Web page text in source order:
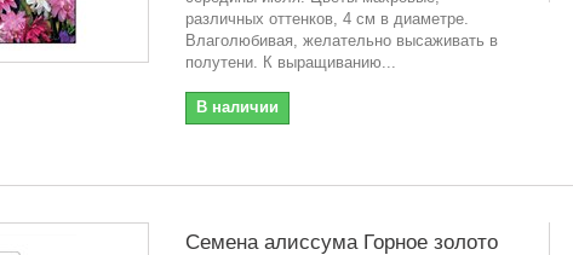
различных оттенков, 4 см в диаметре.
Влаголюбивая, желательно высаживать в
полутени. К выращиванию...
В наличии
Семена алиссума Горное золото